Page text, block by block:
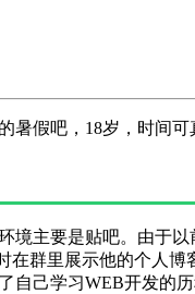
假吧，18岁，时间可
境主要是贴吧。由于
在群里展示他的个人博
自己学习WEB开发的历